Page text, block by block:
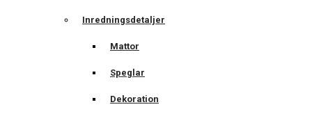
Inredningsdetaljer
Mattor
Speglar
Dekoration